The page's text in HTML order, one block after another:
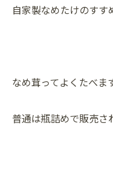
自家製なめたけのすす
なめ茸ってよくたべま
普通は瓶詰めで販売さ